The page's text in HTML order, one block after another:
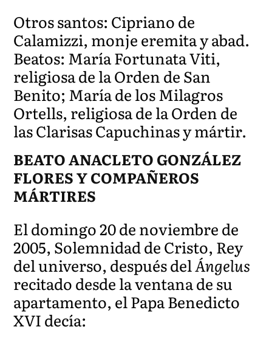
Otros santos: Cipriano de
Calamizzi, monje eremita y abad.
Beatos: María Fortunata Viti,
religiosa de la Orden de San
Benito; María de los Milagros
Ortells, religiosa de la Orden de
las Clarisas Capuchinas y mártir.
BEATO ANACLETO GONZÁLEZ
FLORES Y COMPAÑEROS
MÁRTIRES
El domingo 20 de noviembre de
2005, Solemnidad de Cristo, Rey
del universo, después delÁngelus
recitado desde la ventana de su
apartamento, el Papa Benedicto
XVI decía: